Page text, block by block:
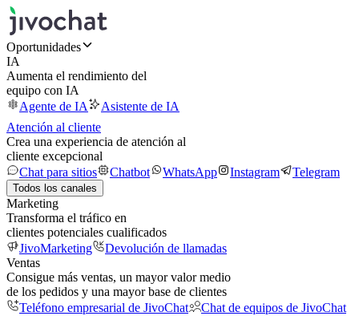
Oportunidades
IA
Aumenta el rendimiento del
equipo con IA
Agente de IA
Asistente de IA
Atención al cliente
Crea una experiencia de atención al
cliente excepcional
Chat para sitios
Chatbot WhatsApp Instagram Telegram
Todos los canales
Marketing
Transforma el tráfico en
clientes potenciales cualificados
JivoMarketing
Devolución de llamadas
Ventas
Consigue más ventas, un mayor valor medio
de los pedidos y una mayor base de clientes
Teléfono empresarial de JivoChat
Chat de equipos de JivoChat